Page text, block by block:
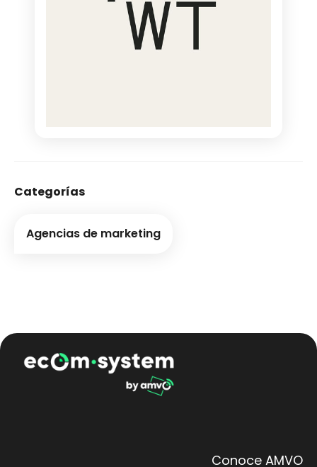
Categorías
Agencias de marketing
Conoce AMVO